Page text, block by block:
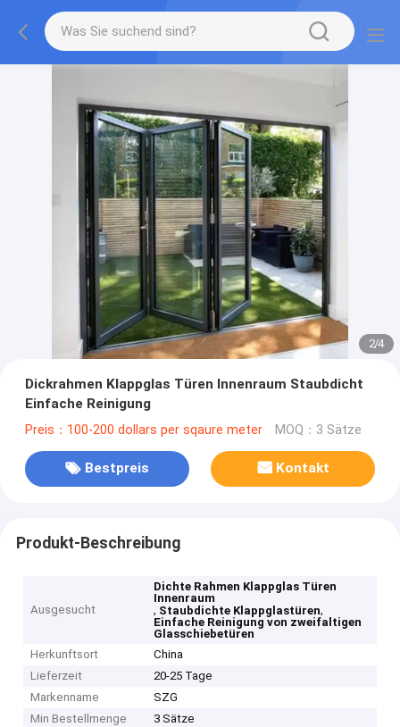
2/4
Dickrahmen Klappglas Türen Innenraum Staubdicht
Einfache Reinigung
Preis：100-200 dollars per sqaure meter MOQ：3 Sätze
Bestpreis Kontakt
Produkt-Beschreibung
Ausgesucht
Dichte Rahmen Klappglas Türen
Innenraum
, Staubdichte Klappglastüren,
Einfache Reinigung von zweifaltigen
Glasschiebetüren
Herkunftsort
China
Lieferzeit
20-25 Tage
Markenname
SZG
Min Bestellmenge
3 Sätze